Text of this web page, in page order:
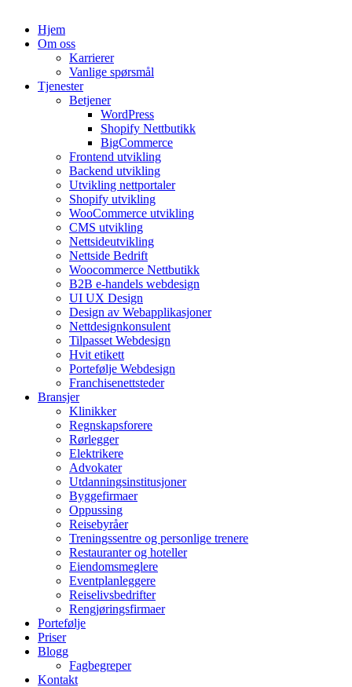
Hjem
Om oss
Karrierer
Vanlige spørsmål
Tjenester
Betjener
WordPress
Shopify Nettbutikk
BigCommerce
Frontend utvikling
Backend utvikling
Utvikling nettportaler
Shopify utvikling
WooCommerce utvikling
CMS utvikling
Nettsideutvikling
Nettside Bedrift
Woocommerce Nettbutikk
B2B e-handels webdesign
UI UX Design
Design av Webapplikasjoner
Nettdesignkonsulent
Tilpasset Webdesign
Hvit etikett
Portefølje Webdesign
Franchisenettsteder
Bransjer
Klinikker
Regnskapsforere
Rørlegger
Elektrikere
Advokater
Utdanningsinstitusjoner
Byggefirmaer
Oppussing
Reisebyråer
Treningssentre og personlige trenere
Restauranter og hoteller
Eiendomsmeglere
Eventplanleggere
Reiselivsbedrifter
Rengjøringsfirmaer
Portefølje
Priser
Blogg
Fagbegreper
Kontakt